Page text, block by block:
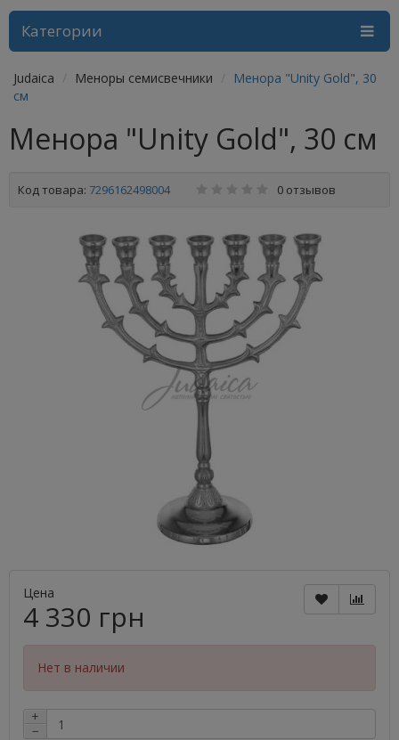
Категории
Judaica Меноры семисвечники
Менора "Unity Gold", 30
см
Менора "Unity Gold", 30 см
Код товара: 7296162498004 0 отзывов
Цена
4 330 грн
Нет в наличии
+
−